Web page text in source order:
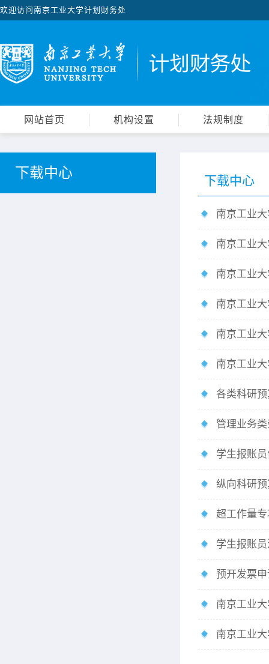
欢迎访问南京工业大学计划财务处
网站首页 机构设置 法规制度
下载中心 下载中心
南京工业
南京工业
南京工业
南京工业
南京工业
南京工业
各类科研
管理业务
学生报账
纵向科研
超工作量
学生报账
预开发票
南京工业
南京工业